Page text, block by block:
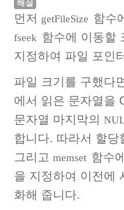
해설
먼저 getFileSize 함수
fseek 함수에 이동할
지정하여 파일 포인
파일 크기를 구했다
에서 읽은 문자열을
문자열 마지막의
합니다. 따라서 할당
그리고 memset 함수
을 지정하여 이전에
화해 줍니다.